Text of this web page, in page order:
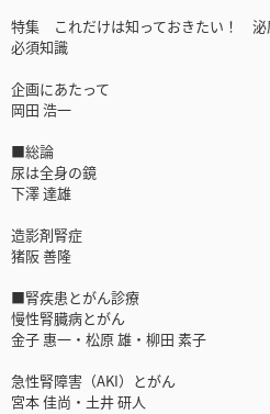
特集 これだけは知っておきたい！ 泌
必須知識
企画にあたって
岡田 浩一
■総論
尿は全身の鏡
下澤 達雄
造影剤腎症
猪阪 善隆
■腎疾患とがん診療
慢性腎臓病とがん
金子 惠一・松原 雄・柳田 素子
急性腎障害（AKI）とがん
宮本 佳尚・土井 研人